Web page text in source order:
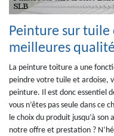
Peinture sur tuile
meilleures
La peinture toiture a une
peindre votre tuile et ardoise,
peinture. Il est donc essentiel
vous n’êtes pas seule dans ce
le choix du produit jusqu’à son
notre offre et prestation ?